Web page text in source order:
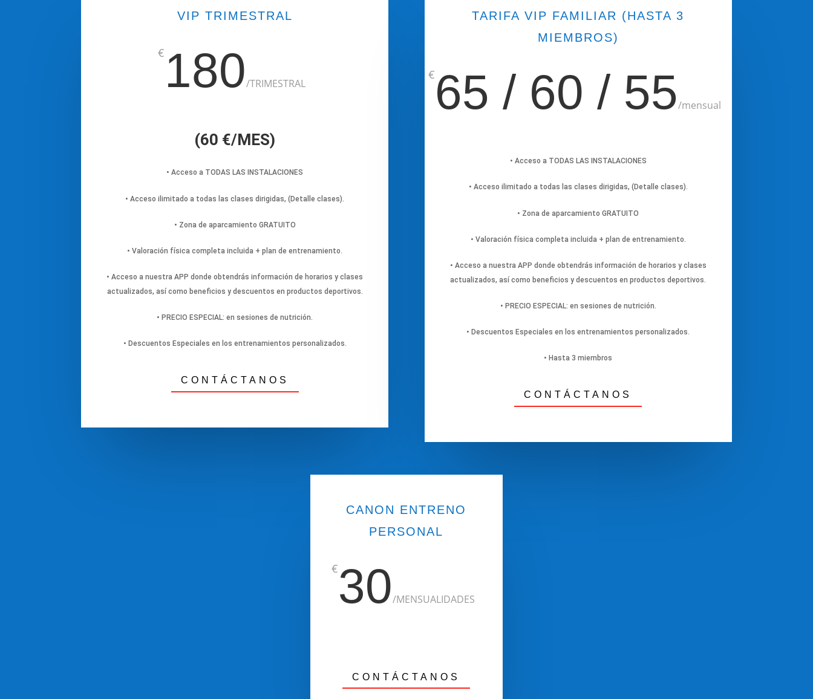
VIP TRIMESTRAL
€ 180/TRIMESTRAL
(60 €/MES)
• Acceso a TODAS LAS INSTALACIONES
• Acceso ilimitado a todas las clases dirigidas, (Detalle clases).
• Zona de aparcamiento GRATUITO
• Valoración física completa incluida + plan de entrenamiento.
• Acceso a nuestra APP donde obtendrás información de horarios y clases
actualizados, así como beneficios y descuentos en productos deportivos.
• PRECIO ESPECIAL: en sesiones de nutrición.
• Descuentos Especiales en los entrenamientos personalizados.
CONTÁCTANOS
TARIFA VIP FAMILIAR (HASTA 3
MIEMBROS)
€ 65 / 60 / 55/mensual
• Acceso a TODAS LAS INSTALACIONES
• Acceso ilimitado a todas las clases dirigidas, (Detalle clases).
• Zona de aparcamiento GRATUITO
• Valoración física completa incluida + plan de entrenamiento.
• Acceso a nuestra APP donde obtendrás información de horarios y clases
actualizados, así como beneficios y descuentos en productos deportivos.
• PRECIO ESPECIAL: en sesiones de nutrición.
• Descuentos Especiales en los entrenamientos personalizados.
• Hasta 3 miembros
CONTÁCTANOS
CANON ENTRENO
PERSONAL
€30/MENSUALIDADES
CONTÁCTANOS